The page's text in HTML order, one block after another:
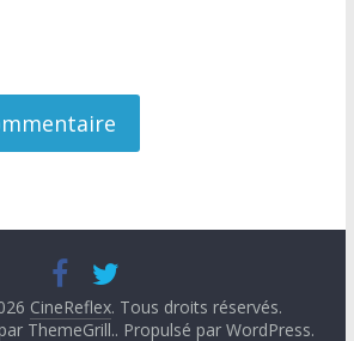
CineReflex. Tous droits réservés.
ThemeGrill.. Propulsé parWordPress.